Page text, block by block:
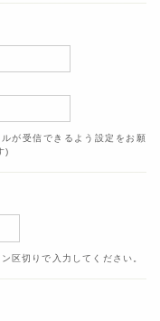
が受信できるよう設定をお願
)
区切りで入力してください。